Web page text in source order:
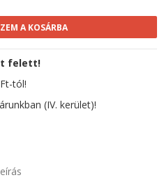
A KOSÁRBA
felett!
tól!
(IV. kerület)!